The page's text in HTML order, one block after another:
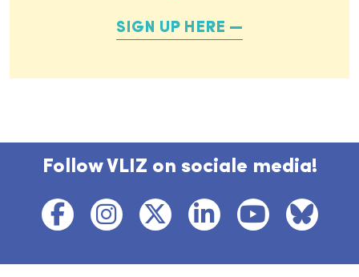
SIGN UP HERE
Follow VLIZ on sociale media!